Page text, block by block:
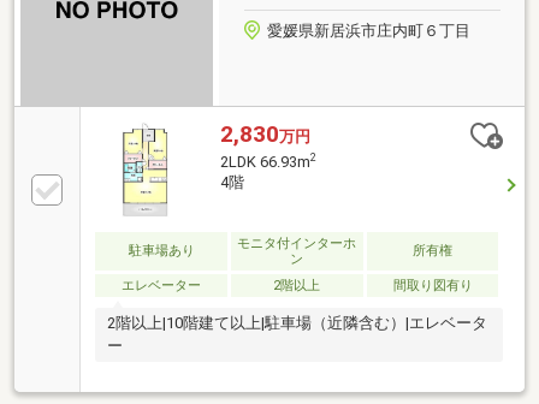
愛媛県新居浜市庄内町６丁目
2,830万円
2LDK 66.93m2
4階
駐車場あり
モニタ付インターホ
ン
所有権
エレベーター 2階以上 間取り図有り
2階以上|10階建て以上|駐車場（近隣含む）|エレベータ
ー